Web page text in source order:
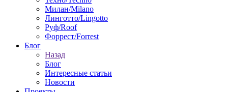
Милан/Milano
Линготто/Lingotto
Руф/Roof
Форрест/Forrest
Блог
Назад
Блог
Интересные статьи
Новости